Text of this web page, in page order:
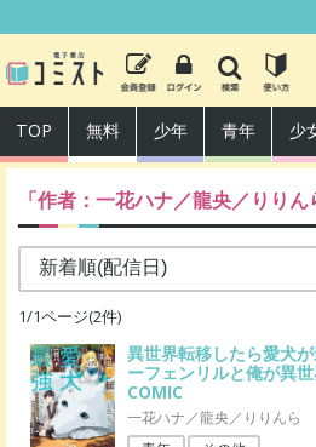
TOP 無料 少年 青年 少
「作者： 一花ハナ／龍央／りりん
1/1ページ(2件)
異世界転移したら愛犬
ーフェンリルと俺が異
COMIC
一花ハナ／龍央／りりんら